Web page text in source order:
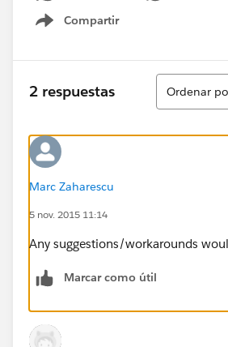
connection.js:1015 Uncaught
format body status code:
Compartir
Show menu
2 respuestas
Ordenar
Ordenar
Marc Zaharescu
5 nov. 2015 11:14
Any suggestions/workarounds
Marcar como útil